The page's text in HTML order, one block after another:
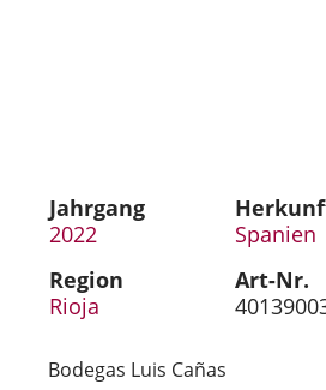
Jahrgang
2022
Spanien
Region
Rioja
Art-Nr.
Bodegas Luis Cañas